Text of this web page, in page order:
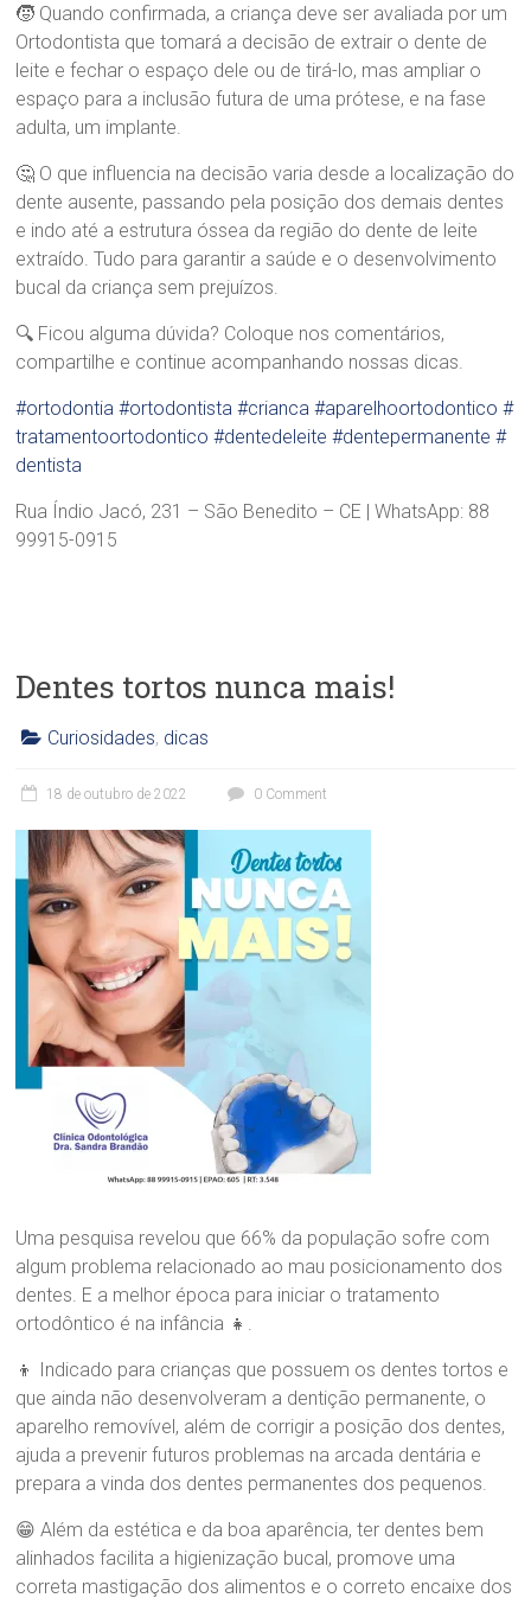
r
a
n
d
ã
o
🧒 Quando confirmada, a criança deve ser avaliada por um
Ortodontista que tomará a decisão de extrair o dente de
leite e fechar o espaço dele ou de tirá-lo, mas ampliar o
espaço para a inclusão futura de uma prótese, e na fase
adulta, um implante.
🤔 O que influencia na decisão varia desde a localização do
dente ausente, passando pela posição dos demais dentes
e indo até a estrutura óssea da região do dente de leite
extraído. Tudo para garantir a saúde e o desenvolvimento
bucal da criança sem prejuízos.
🔍 Ficou alguma dúvida? Coloque nos comentários,
compartilhe e continue acompanhando nossas dicas.
#ortodontia #ortodontista #crianca #aparelhoortodontico #
tratamentoortodontico #dentedeleite #dentepermanente #
dentista
Rua Índio Jacó, 231 – São Benedito – CE | WhatsApp: 88
99915-0915
Dentes tortos nunca mais!
n
c
O
ó
r
a
S
a
d
r
a
B
a
n
d
ã
o
Curiosidades, dicas
18 de outubro de 2022 0 Comment
Uma pesquisa revelou que 66% da população sofre com
algum problema relacionado ao mau posicionamento dos
dentes. E a melhor época para iniciar o tratamento
ortodôntico é na infância 👧.
👦 Indicado para crianças que possuem os dentes tortos e
que ainda não desenvolveram a dentição permanente, o
aparelho removível, além de corrigir a posição dos dentes,
ajuda a prevenir futuros problemas na arcada dentária e
prepara a vinda dos dentes permanentes dos pequenos.
😁 Além da estética e da boa aparência, ter dentes bem
alinhados facilita a higienização bucal, promove uma
correta mastigação dos alimentos e o correto encaixe dos